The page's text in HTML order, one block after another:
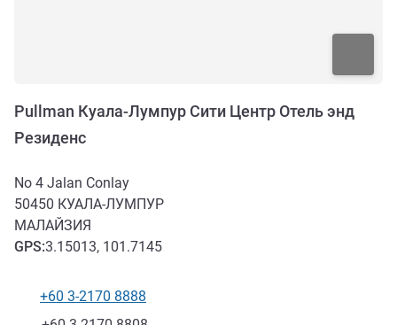
Pullman Куала-Лумпур Сити Центр Отель энд
Резиденс
No 4 Jalan Conlay
50450 КУАЛА-ЛУМПУР
МАЛАЙЗИЯ
GPS:3.15013, 101.7145
Телефон
+60 3-2170 8888